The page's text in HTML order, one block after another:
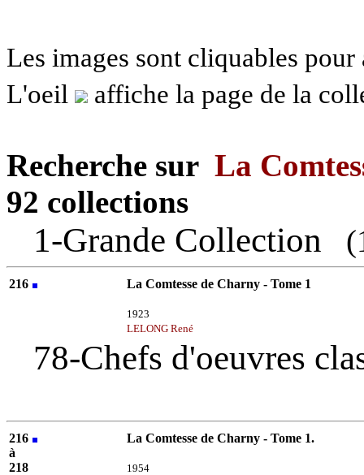
Les images sont cliquables pour
L'oeil
affiche la page de la
Recherche sur La
92 collections
1-Grande Collection
216
La Comtesse de Charny - Tome 1
1923
LELONG René
78-Chefs d'oeuvres
216
à
218
La Comtesse de Charny - Tome 1.
1954